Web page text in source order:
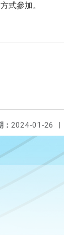
式參加。
2024-01-26 |